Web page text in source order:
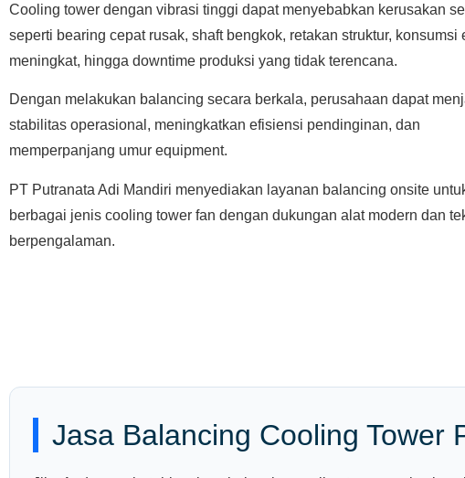
Cooling tower dengan vibrasi tinggi dapat menyebabkan kerusakan
seperti bearing cepat rusak, shaft bengkok, retakan struktur, konsumsi
meningkat, hingga downtime produksi yang tidak terencana.
Dengan melakukan balancing secara berkala, perusahaan dapat
stabilitas operasional, meningkatkan efisiensi pendinginan, dan
memperpanjang umur equipment.
PT Putranata Adi Mandiri menyediakan layanan balancing onsite
berbagai jenis cooling tower fan dengan dukungan alat modern dan
berpengalaman.
Jasa Balancing Cooling Tower